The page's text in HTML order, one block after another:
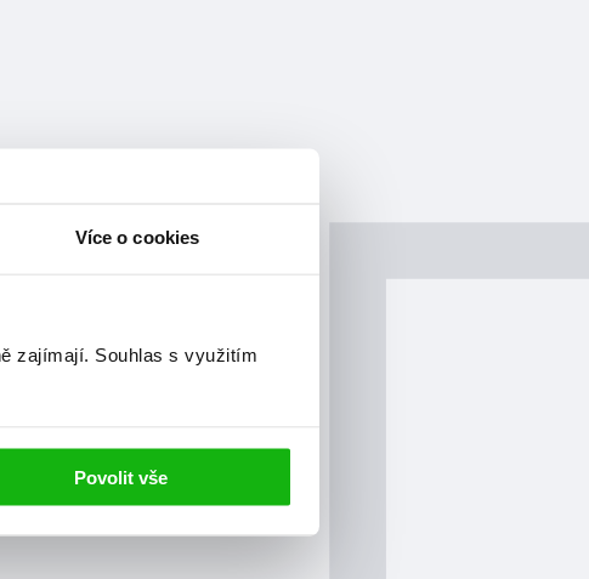
Více o cookies
zajímají. Souhlas s využitím
Povolit vše